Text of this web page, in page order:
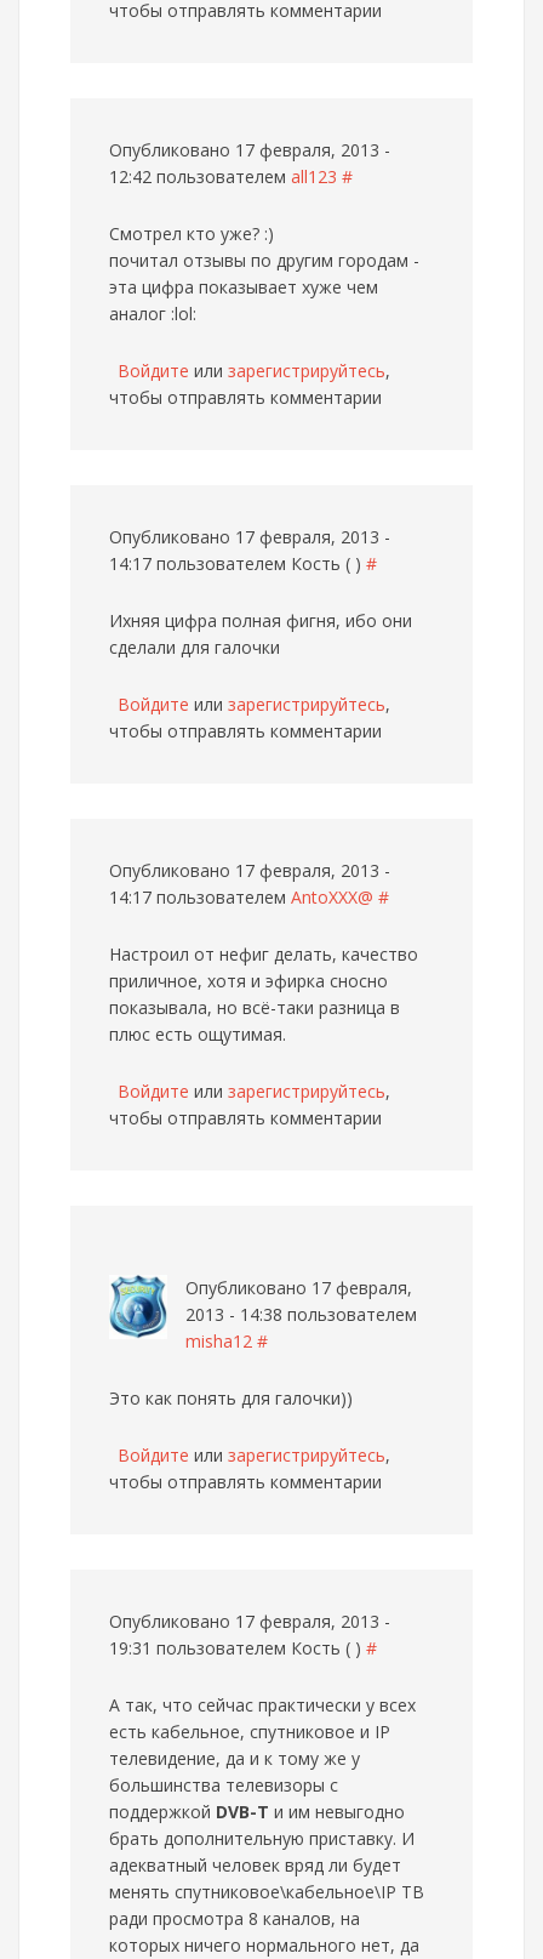
чтобы отправлять комментарии
Опубликовано 17 февраля, 2013 -
12:42 пользователем all123 #
Смотрел кто уже? :)
почитал отзывы по другим городам -
эта цифра показывает хуже чем
аналог :lol:
Войдите или зарегистрируйтесь,
чтобы отправлять комментарии
Опубликовано 17 февраля, 2013 -
14:17 пользователем Кость ( ) #
Ихняя цифра полная фигня, ибо они
сделали для галочки
Войдите или зарегистрируйтесь,
чтобы отправлять комментарии
Опубликовано 17 февраля, 2013 -
14:17 пользователем AntoXXX@ #
Настроил от нефиг делать, качество
приличное, хотя и эфирка сносно
показывала, но всё-таки разница в
плюс есть ощутимая.
Войдите или зарегистрируйтесь,
чтобы отправлять комментарии
Опубликовано 17 февраля,
2013 - 14:38 пользователем
misha12 #
Это как понять для галочки))
Войдите или зарегистрируйтесь,
чтобы отправлять комментарии
Опубликовано 17 февраля, 2013 -
19:31 пользователем Кость ( ) #
А так, что сейчас практически у всех
есть кабельное, спутниковое и IP
телевидение, да и к тому же у
большинства телевизоры с
поддержкой DVB-T и им невыгодно
брать дополнительную приставку. И
адекватный человек вряд ли будет
менять спутниковое\кабельное\IP ТВ
ради просмотра 8 каналов, на
которых ничего нормального нет, да